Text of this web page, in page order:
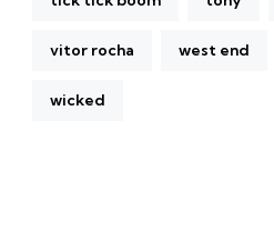
vitor rocha west end
wicked